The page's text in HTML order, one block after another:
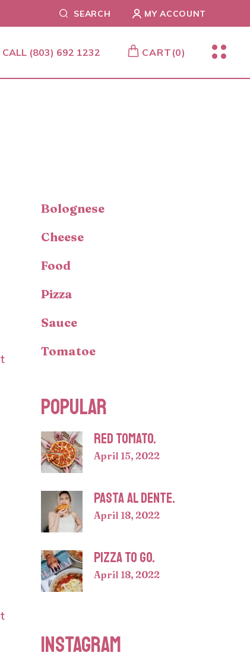
SEARCH MY ACCOUNT
CALL (803) 692 1232 CART (0)
Bolognese
Cheese
Food
Pizza
Sauce
Tomatoe
POPULAR
RED TOMATO.
April 15, 2022
PASTA AL DENTE.
April 18, 2022
PIZZA TO GO.
April 18, 2022
INSTAGRAM